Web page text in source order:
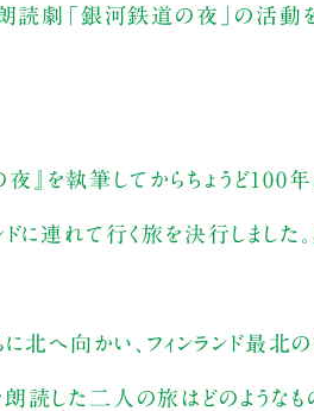
読劇「銀河鉄道の夜」の活動
を執筆してからちょうど100年
に連れて行く旅を決行しました
に北へ向かい、フィンランド最
した二人の旅はどのようなも